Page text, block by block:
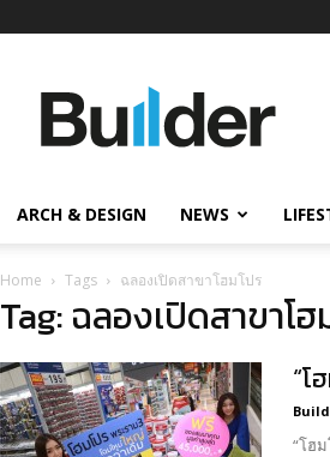
ข่าว
ก่อสร้าง
ARCH & DESIGN NEWS
Home Tags ฉลองเปิดสาขาโฮมโปร
Tag: ฉลองเปิดสาขาโฮ
“โ
“โฮ